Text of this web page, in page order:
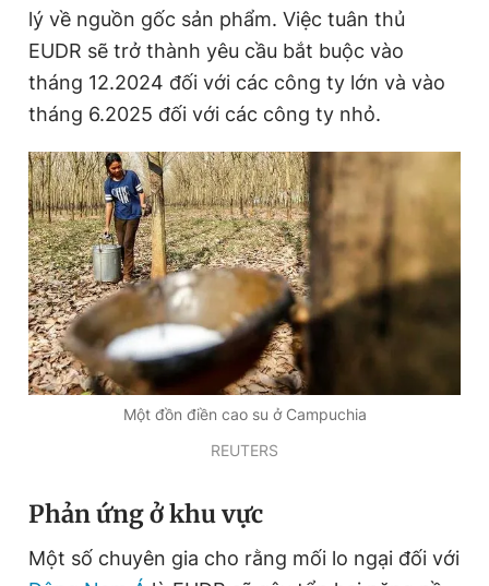
Theo dõi báo trên
Hotline
0906 645 777
Liên hệ quảng cáo
0908 780 404
Đặt báo Quảng cáo RSS Tòa soạn Chính sách bảo
Tổng biên tập: Nguyễn Ngọc Toàn
Phó tổng biên tập thường trực: Hải Thành
Phó tổng biên tập: Lâm Hiếu Dũng
Phó tổng biên tập: Trần Việt Hưng
Tổng thư ký tòa soạn: Đức Trung
© 2003-2026 Bản quyền thuộc về Báo Thanh Niên. Cấm sao
chép dưới mọi hình thức nếu không có sự chấp thuận bằng văn
bản. Phát triển bởi ePi Technologies, JSC.
lý về nguồn gốc sản phẩm. Việc tuân thủ
EUDR sẽ trở thành yêu cầu bắt buộc vào
tháng 12.2024 đối với các công ty lớn và vào
tháng 6.2025 đối với các công ty nhỏ.
Một đồn điền cao su ở Campuchia
REUTERS
Phản ứng ở khu vực
Một số chuyên gia cho rằng mối lo ngại đối với